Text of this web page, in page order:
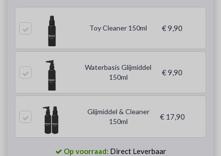
Toy Cleaner 150ml € 9,90
Waterbasis Glijmiddel
150ml
€ 9,90
Glijmiddel & Cleaner
150ml
€ 17,90
Op voorraad: Direct Leverbaar